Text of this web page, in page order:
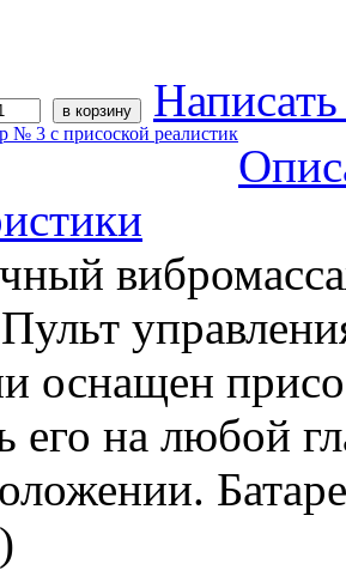
№ 3 с присоской реалистик
оснащен
его на любой